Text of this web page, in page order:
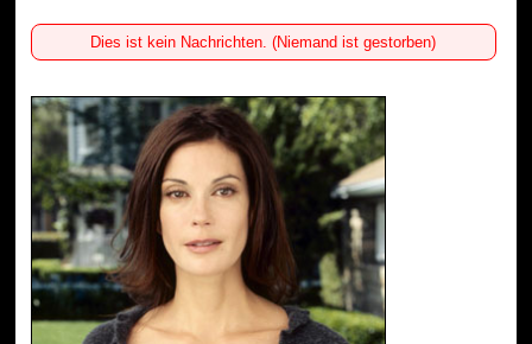
Dies ist kein Nachrichten. (Niemand ist gestorben)